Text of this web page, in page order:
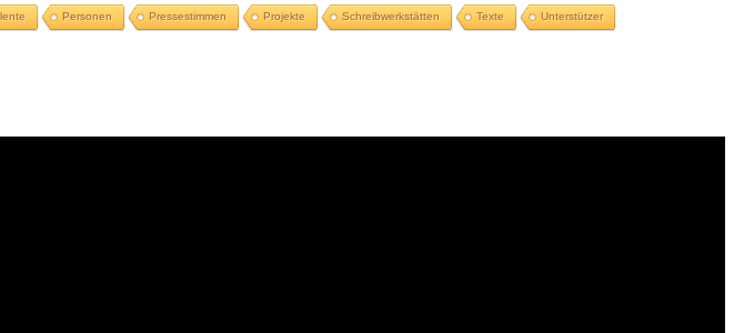
Personen Pressestimmen Projekte Schreibwerkstätten Texte Unterstützer